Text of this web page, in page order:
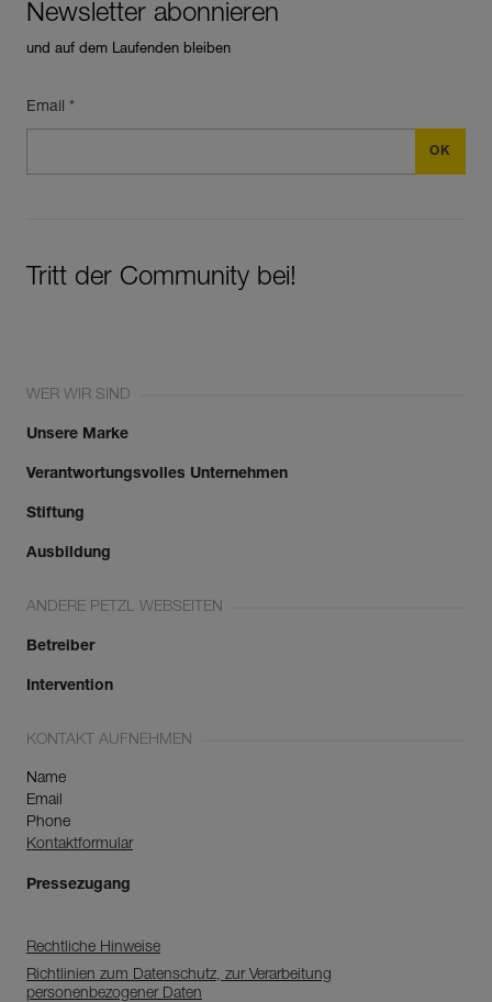
Newsletter abonnieren
und auf dem Laufenden bleiben
Email *
Tritt der Community bei!
WER WIR SIND
Unsere Marke
Verantwortungsvolles Unternehmen
Stiftung
Ausbildung
ANDERE PETZL WEBSEITEN
Betreiber
Intervention
KONTAKT AUFNEHMEN
Name
Email
Phone
Kontaktformular
Pressezugang
Rechtliche Hinweise
Richtlinien zum Datenschutz, zur Verarbeitung
personenbezogener Daten